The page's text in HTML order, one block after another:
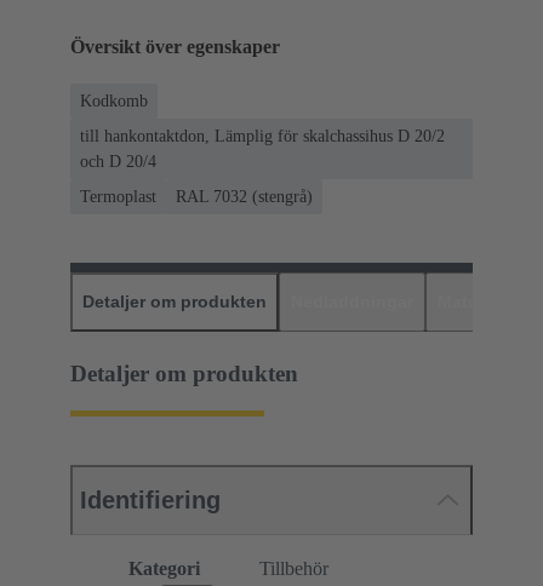
Översikt över egenskaper
Kodkomb
till hankontaktdon, Lämplig för skalchassihus D 20/2
och D 20/4
Termoplast
RAL 7032 (stengrå)
Detaljer om produkten
Detaljer om produkten
Identifiering
Kategori Tillbehör